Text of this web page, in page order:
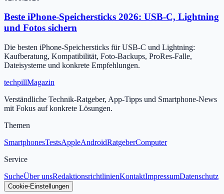
Beste iPhone-Speichersticks 2026: USB-C, Lightning
und Fotos sichern
Die besten iPhone-Speichersticks für USB-C und Lightning:
Kaufberatung, Kompatibilität, Foto-Backups, ProRes-Falle,
Dateisysteme und konkrete Empfehlungen.
techpillMagazin
Verständliche Technik-Ratgeber, App-Tipps und Smartphone-News
mit Fokus auf konkrete Lösungen.
Themen
SmartphonesTestsAppleAndroidRatgeberComputer
Service
SucheÜber unsRedaktionsrichtlinienKontaktImpressumDatenschutz
Cookie-Einstellungen